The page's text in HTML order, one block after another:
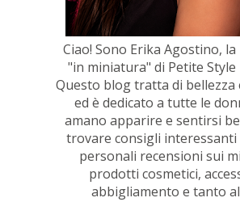
Ciao! Sono Erika Agostino,
"in miniatura" di Petite Style
Questo blog tratta di bellezza
ed è dedicato a tutte le
amano apparire e sentirsi
trovare consigli interessanti
personali recensioni sui
prodotti cosmetici,
abbigliamento e tanto